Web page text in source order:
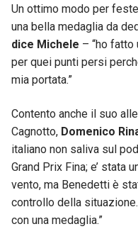
Un ottimo modo per
una bella medaglia da
dice Michele – “ho fatto
per quei punti persi
mia portata.”
Contento anche il suo
Cagnotto, Domenico
italiano non saliva sul
Grand Prix Fina; e’ stata
vento, ma Benedetti è
controllo della
con una medaglia.”